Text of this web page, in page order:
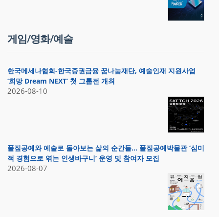
게임/영화/예술
한국메세나협회-한국증권금융 꿈나눔재단, 예술인재 지원사업
‘희망 Dream NEXT’ 첫 그룹전 개최
2026-08-10
풀짚공예와 예술로 돌아보는 삶의 순간들… 풀짚공예박물관 ‘심미
적 경험으로 엮는 인생바구니’ 운영 및 참여자 모집
2026-08-07